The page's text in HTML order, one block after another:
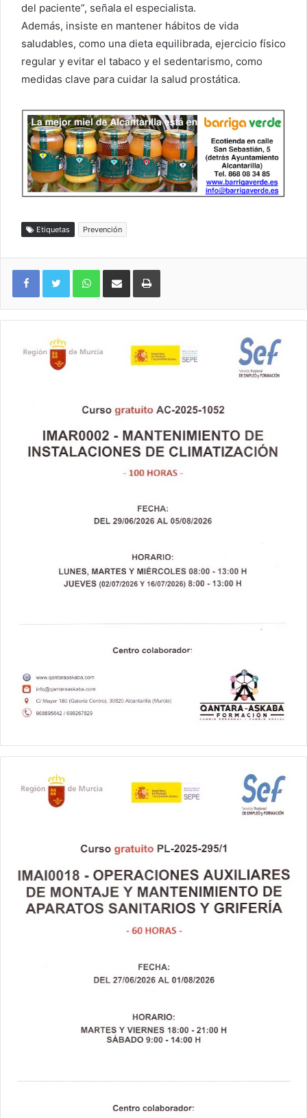
del paciente”, señala el especialista.
Además, insiste en mantener hábitos de vida
saludables, como una dieta equilibrada, ejercicio físico
regular y evitar el tabaco y el sedentarismo, como
medidas clave para cuidar la salud prostática.
Etiquetas Prevención
WhatsAppCompartir por correo electrónicoImprimir